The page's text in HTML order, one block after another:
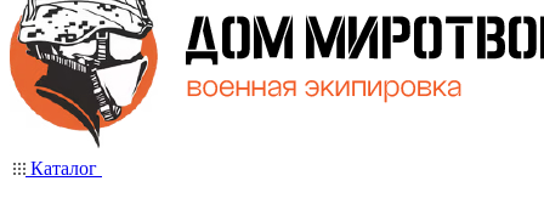
Каталог